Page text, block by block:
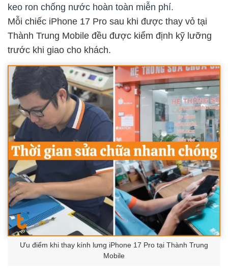
keo ron chống nước hoàn toàn miễn phí.
Mỗi chiếc iPhone 17 Pro sau khi được thay vỏ tại
Thành Trung Mobile đều được kiểm định kỹ lưỡng
trước khi giao cho khách.
Ưu điểm khi thay kính lưng iPhone 17 Pro tại Thành Trung
Mobile